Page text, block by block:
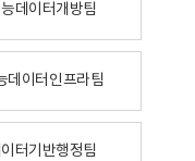
데이터개방팀
데이터인프라팀
터기반행정팀